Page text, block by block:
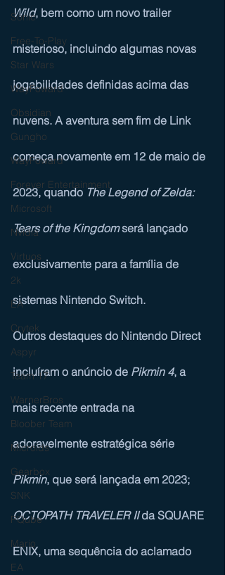
Sonic
Free-To-Play
Star Wars
WayFoward
Obsidian
Gungho
WayFoward
Forever Entertainment
Microsoft
Nvidia
Virtuos
2k
EA
Crytek
Aspyr
Team 17
WarnerBros
Bloober Team
Microids
Gearbox
SNK
PQube
Mario
EA
Wild, bem como um novo trailer
misterioso, incluindo algumas novas
jogabilidades definidas acima das
nuvens. A aventura sem fim de Link
começa novamente em 12 de maio de
2023, quando The Legend of Zelda:
Tears of the Kingdom será lançado
exclusivamente para a família de
sistemas Nintendo Switch.
Outros destaques do Nintendo Direct
incluíram o anúncio de Pikmin 4, a
mais recente entrada na
adoravelmente estratégica série
Pikmin, que será lançada em 2023;
OCTOPATH TRAVELER II da SQUARE
ENIX, uma sequência do aclamado